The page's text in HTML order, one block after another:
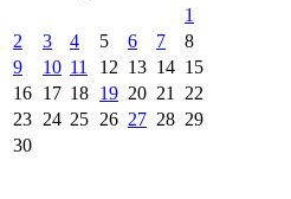
1
2
3 4 5 6 7
8
9
10 11 12 13 14 15
16 17 18 19 20 21
22
23 24 25 26 27 28 29
30